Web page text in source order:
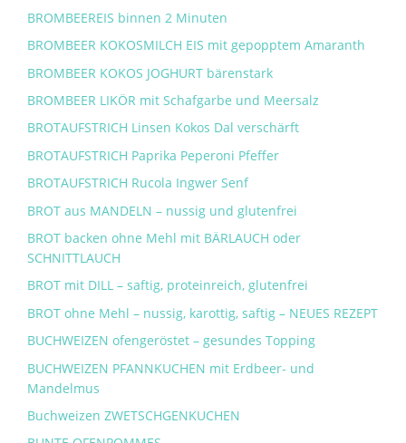
BROMBEEREIS binnen 2 Minuten
BROMBEER KOKOSMILCH EIS mit gepopptem Amaranth
BROMBEER KOKOS JOGHURT bärenstark
BROMBEER LIKÖR mit Schafgarbe und Meersalz
BROTAUFSTRICH Linsen Kokos Dal verschärft
BROTAUFSTRICH Paprika Peperoni Pfeffer
BROTAUFSTRICH Rucola Ingwer Senf
BROT aus MANDELN – nussig und glutenfrei
BROT backen ohne Mehl mit BÄRLAUCH oder
SCHNITTLAUCH
BROT mit DILL – saftig, proteinreich, glutenfrei
BROT ohne Mehl – nussig, karottig, saftig – NEUES REZEPT
BUCHWEIZEN ofengeröstet – gesundes Topping
BUCHWEIZEN PFANNKUCHEN mit Erdbeer- und
Mandelmus
Buchweizen ZWETSCHGENKUCHEN